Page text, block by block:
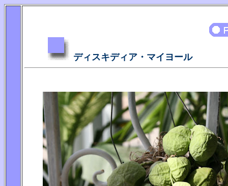
ディスキディア・マイヨール